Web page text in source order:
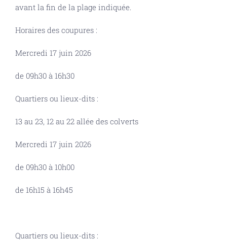
avant la fin de la plage indiquée.
Horaires des coupures :
Mercredi 17 juin 2026
de 09h30 à 16h30
Quartiers ou lieux-dits :
13 au 23, 12 au 22 allée des colverts
Mercredi 17 juin 2026
de 09h30 à 10h00
de 16h15 à 16h45
Quartiers ou lieux-dits :